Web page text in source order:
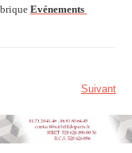
Evénements
Suivant